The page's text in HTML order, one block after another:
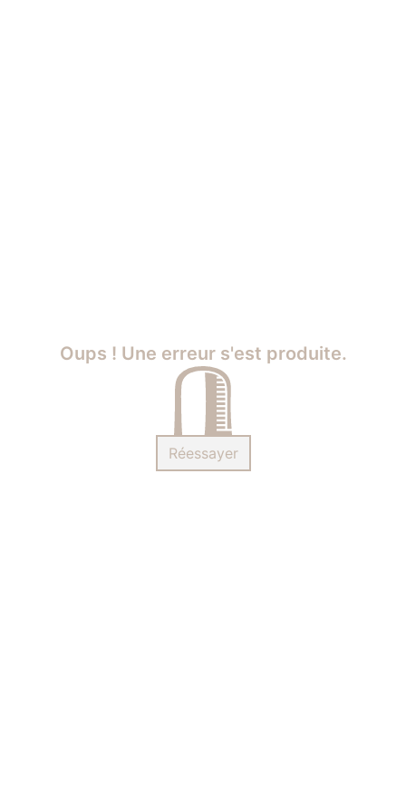
Oups ! Une erreur s'est produite.
Réessayer